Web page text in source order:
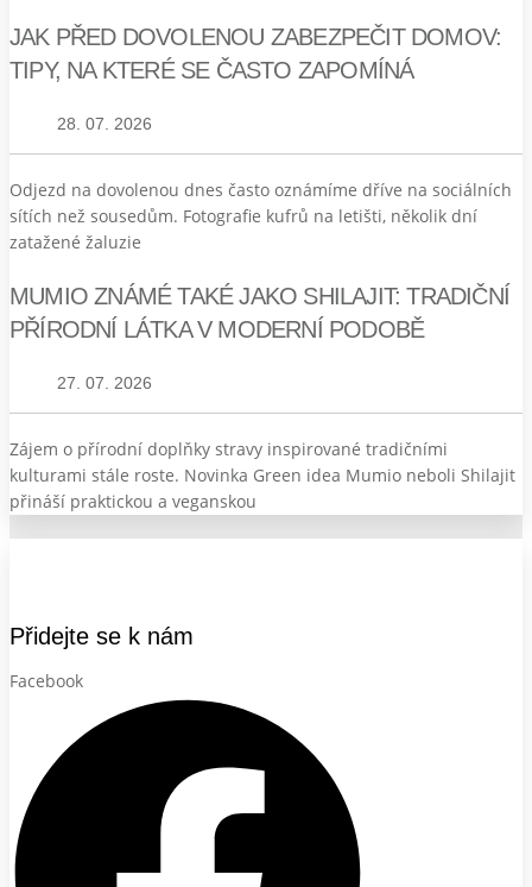
JAK PŘED DOVOLENOU ZABEZPEČIT DOMOV:
TIPY, NA KTERÉ SE ČASTO ZAPOMÍNÁ
28. 07. 2026
Odjezd na dovolenou dnes často oznámíme dříve na sociálních
sítích než sousedům. Fotografie kufrů na letišti, několik dní
zatažené žaluzie
MUMIO ZNÁMÉ TAKÉ JAKO SHILAJIT: TRADIČNÍ
PŘÍRODNÍ LÁTKA V MODERNÍ PODOBĚ
27. 07. 2026
Zájem o přírodní doplňky stravy inspirované tradičními
kulturami stále roste. Novinka Green idea Mumio neboli Shilajit
přináší praktickou a veganskou
Přidejte se k nám
Facebook